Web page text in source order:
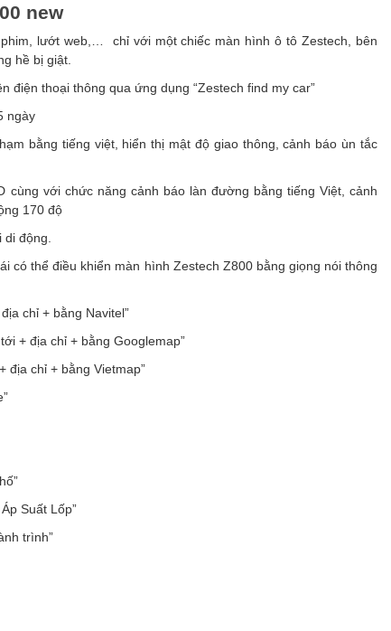
new
lướt web,… chỉ với một chiếc màn hình ô tô Zestech, bên
hề bị giật.
điện thoại thông qua ứng dụng “Zestech find my car”
ngày
bằng tiếng việt, hiển thị mật độ giao thông, cảnh báo ùn tắc
với chức năng cảnh báo làn đường bằng tiếng Việt, cảnh
170 độ
động.
thể điều khiển màn hình Zestech Z800 bằng giọng nói thông
chỉ + bằng Navitel”
+ địa chỉ + bằng Googlemap”
địa chỉ + bằng Vietmap”
Suất Lốp”
trình”